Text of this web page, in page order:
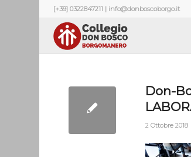
[+39] 0322847211 | info@donboscoborgo.it
Don-
2 Ottobre 2018